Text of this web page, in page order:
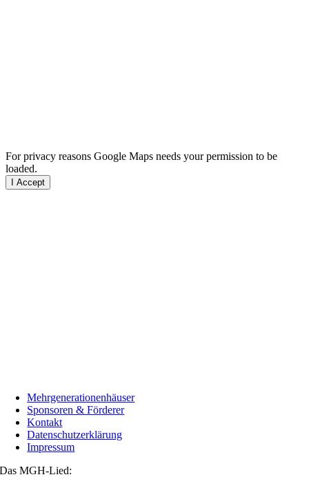
For privacy reasons Google Maps needs your permission to be
loaded.
I Accept
Mehrgenerationenhäuser
Sponsoren & Förderer
Kontakt
Datenschutzerklärung
Impressum
Das MGH-Lied: